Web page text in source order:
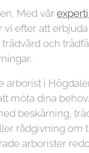
Med vår
vi efter att
och
arborist i
möta dina
beskärning,
rådgivning om
arborister